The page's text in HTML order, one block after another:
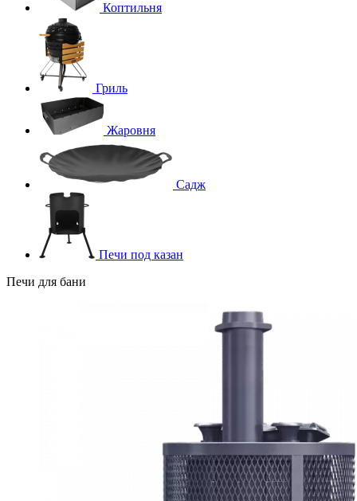
Коптильня
Гриль
Жаровня
Садж
Печи под казан
Печи для бани